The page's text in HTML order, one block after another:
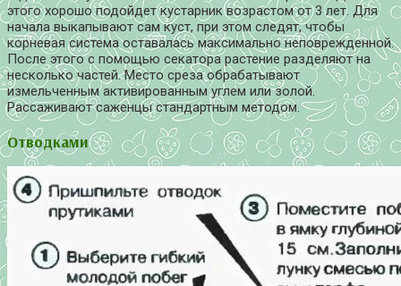
этого хорошо подойдет кустарник возрастом от 3 лет. Для
начала выкапывают сам куст, при этом следят, чтобы
корневая система оставалась максимально неповрежденной.
После этого с помощью секатора растение разделяют на
несколько частей. Место среза обрабатывают
измельченным активированным углем или золой.
Рассаживают саженцы стандартным методом.
Отводками